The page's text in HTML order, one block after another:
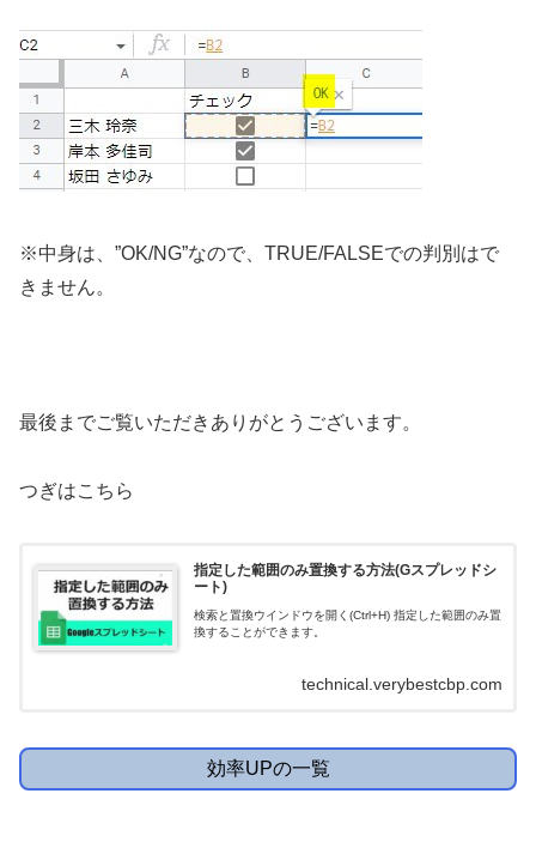
※中身は、”OK/NG”なので、TRUE/FALSEでの判別はで
きません。
最後までご覧いただきありがとうございます。
つぎはこちら
指定した範囲のみ置換する方法(Gスプレッドシ
ート)
検索と置換ウインドウを開く(Ctrl+H) 指定した範囲のみ置
換することができます。
technical.verybestcbp.com
効率UPの一覧